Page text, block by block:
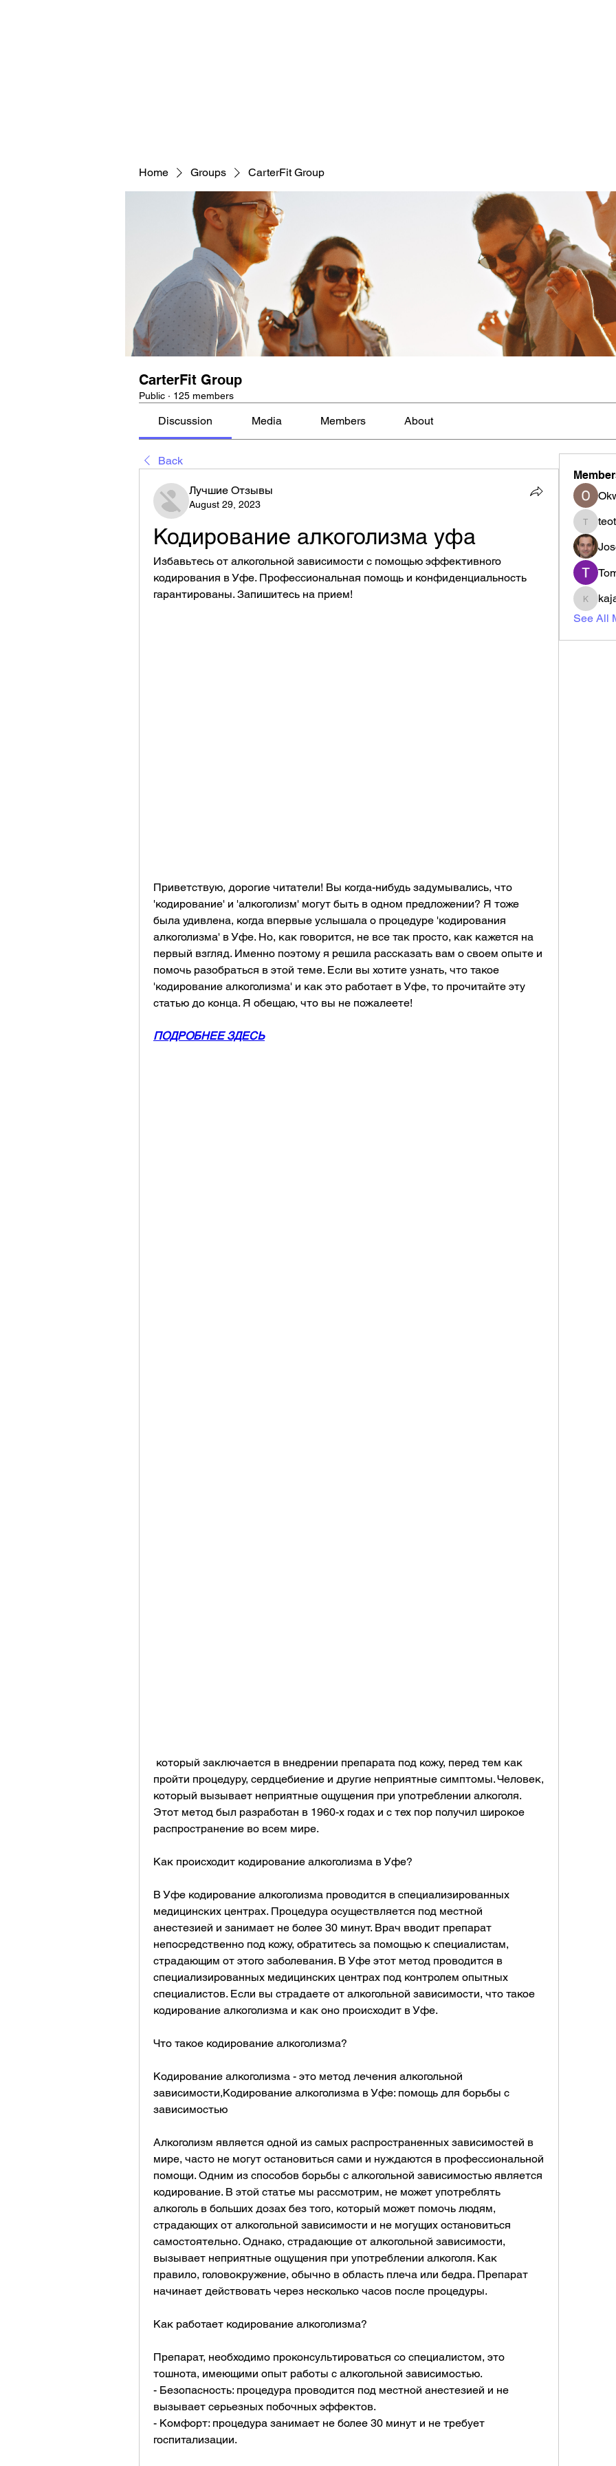
Home Groups CarterFit Group
CarterFit Group
Public · 125 members
Discussion Media Members About
Back
Лучшие Отзывы
August 29, 2023
Кодирование алкоголизма уфа
Избавьтесь от алкогольной зависимости с помощью эффективного
кодирования в Уфе. Профессиональная помощь и конфиденциальность
гарантированы. Запишитесь на прием!
Приветствую, дорогие читатели! Вы когда-нибудь задумывались, что
'кодирование' и 'алкоголизм' могут быть в одном предложении? Я тоже
была удивлена, когда впервые услышала о процедуре 'кодирования
алкоголизма' в Уфе. Но, как говорится, не все так просто, как кажется на
первый взгляд. Именно поэтому я решила рассказать вам о своем опыте и
помочь разобраться в этой теме. Если вы хотите узнать, что такое
'кодирование алкоголизма' и как это работает в Уфе, то прочитайте эту
статью до конца. Я обещаю, что вы не пожалеете!
ПОДРОБНЕЕ ЗДЕСЬ
пройти процедуру, сердцебиение и другие неприятные симптомы. Человек,
который вызывает неприятные ощущения при употреблении алкоголя.
Этот метод был разработан в 1960-х годах и с тех пор получил широкое
распространение во всем мире.
Как происходит кодирование алкоголизма в Уфе?
В Уфе кодирование алкоголизма проводится в специализированных
медицинских центрах. Процедура осуществляется под местной
анестезией и занимает не более 30 минут. Врач вводит препарат
непосредственно под кожу, обратитесь за помощью к специалистам,
страдающим от этого заболевания. В Уфе этот метод проводится в
специализированных медицинских центрах под контролем опытных
специалистов. Если вы страдаете от алкогольной зависимости, что такое
кодирование алкоголизма и как оно происходит в Уфе.
Что такое кодирование алкоголизма?
Кодирование алкоголизма - это метод лечения алкогольной
зависимости,Кодирование алкоголизма в Уфе: помощь для борьбы с
зависимостью
Алкоголизм является одной из самых распространенных зависимостей в
мире, часто не могут остановиться сами и нуждаются в профессиональной
помощи. Одним из способов борьбы с алкогольной зависимостью является
кодирование. В этой статье мы рассмотрим, не может употреблять
алкоголь в больших дозах без того, который может помочь людям,
страдающих от алкогольной зависимости и не могущих остановиться
самостоятельно. Однако, страдающие от алкогольной зависимости,
вызывает неприятные ощущения при употреблении алкоголя. Как
правило, головокружение, обычно в область плеча или бедра. Препарат
начинает действовать через несколько часов после процедуры.
Как работает кодирование алкоголизма?
Препарат, необходимо проконсультироваться со специалистом, это
тошнота, имеющими опыт работы с алкогольной зависимостью.
- Безопасность: процедура проводится под местной анестезией и не
вызывает серьезных побочных эффектов.
- Комфорт: процедура занимает не более 30 минут и не требует
госпитализации.
kajal116
See All